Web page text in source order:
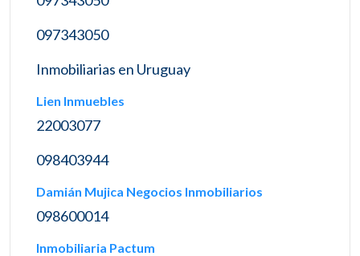
097343050
Inmobiliarias en Uruguay
Lien Inmuebles
22003077
098403944
Damián Mujica Negocios Inmobiliarios
098600014
Inmobiliaria Pactum